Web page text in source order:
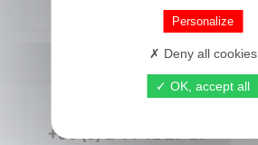
+33 (0) 1 44 41 29 19
Personalize
Deny all cookies
OK, accept all